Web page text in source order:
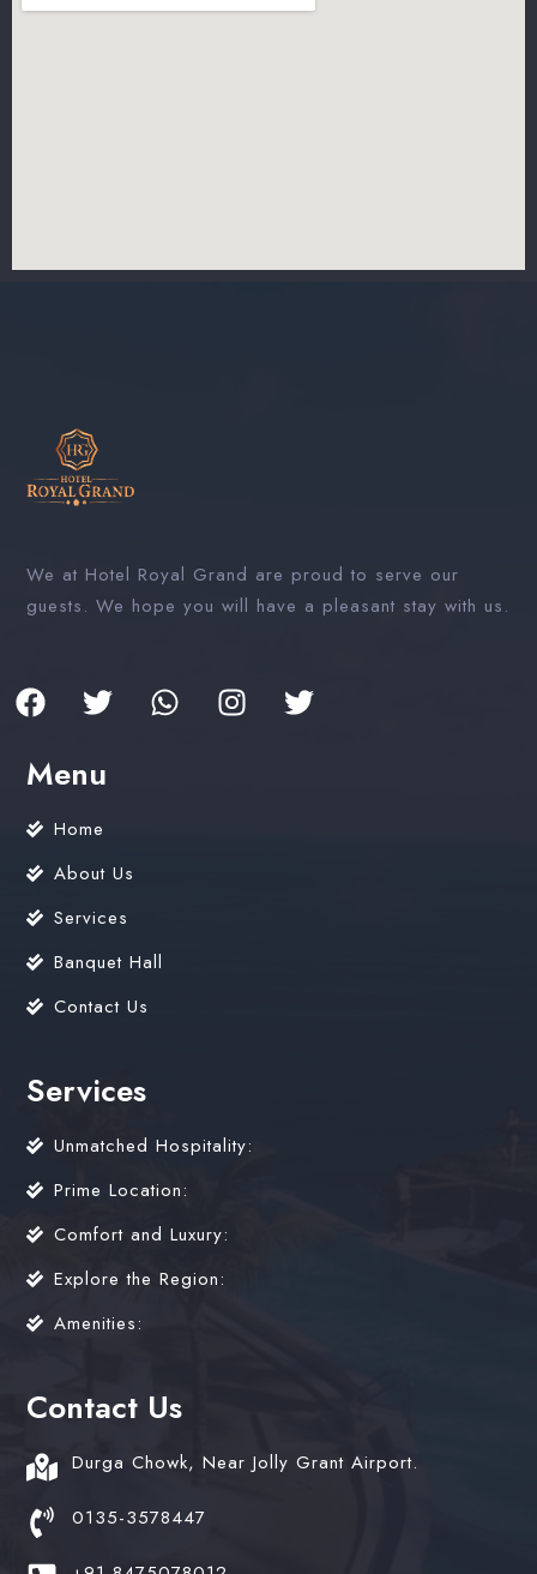
We at Hotel Royal Grand are proud to serve our
guests. We hope you will have a pleasant stay with us.
Menu
Home
About Us
Services
Banquet Hall
Contact Us
Services
Unmatched Hospitality:
Prime Location:
Comfort and Luxury:
Explore the Region:
Amenities:
Contact Us
Durga Chowk, Near Jolly Grant Airport.
0135-3578447